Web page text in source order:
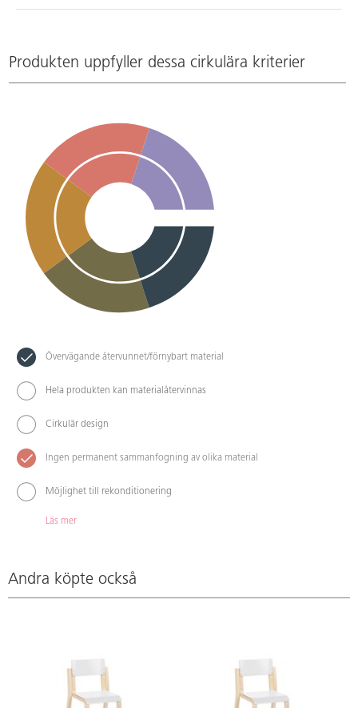
Produkten uppfyller dessa cirkulära kriterier
Övervägande återvunnet/förnybart material
Hela produkten kan materialåtervinnas
Cirkulär design
Ingen permanent sammanfogning av olika material
Möjlighet till rekonditionering
Läs mer
Andra köpte också